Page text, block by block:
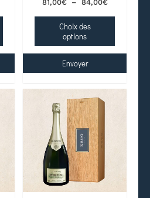
81,00€ – 84,00€
Choix des
options
Envoyer